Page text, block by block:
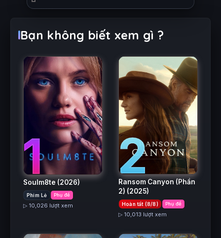
Bạn không biết xem gì ?
1
Soulm8te (2026)
Phim Lẻ Phụ đề
▷ 10,026 lượt xem
2
Ransom Canyon (Phần
2) (2025)
Hoàn tất (8/8) Phụ đề
▷ 10,013 lượt xem